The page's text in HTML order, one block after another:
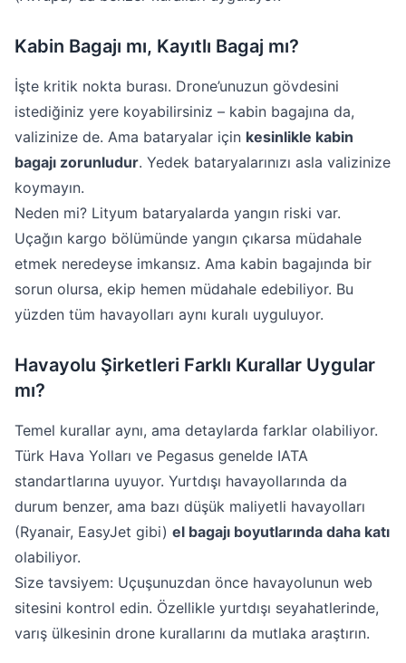
Kabin Bagajı mı, Kayıtlı Bagaj mı?
İşte kritik nokta burası. Drone’unuzun gövdesini
istediğiniz yere koyabilirsiniz – kabin bagajına da,
valizinize de. Ama bataryalar için kesinlikle kabin
bagajı zorunludur. Yedek bataryalarınızı asla valizinize
koymayın.
Neden mi? Lityum bataryalarda yangın riski var.
Uçağın kargo bölümünde yangın çıkarsa müdahale
etmek neredeyse imkansız. Ama kabin bagajında bir
sorun olursa, ekip hemen müdahale edebiliyor. Bu
yüzden tüm havayolları aynı kuralı uyguluyor.
Havayolu Şirketleri Farklı Kurallar Uygular
mı?
Temel kurallar aynı, ama detaylarda farklar olabiliyor.
Türk Hava Yolları ve Pegasus genelde IATA
standartlarına uyuyor. Yurtdışı havayollarında da
durum benzer, ama bazı düşük maliyetli havayolları
(Ryanair, EasyJet gibi) el bagajı boyutlarında daha katı
olabiliyor.
Size tavsiyem: Uçuşunuzdan önce havayolunun web
sitesini kontrol edin. Özellikle yurtdışı seyahatlerinde,
varış ülkesinin drone kurallarını da mutlaka araştırın.